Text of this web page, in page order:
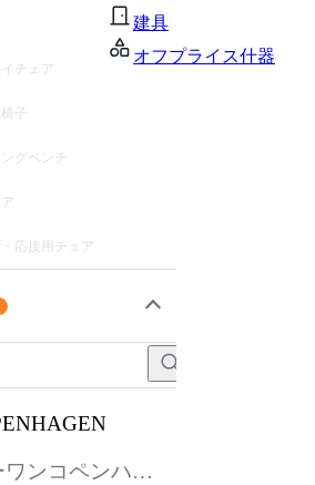
建具
オフプライス什器
チェア
子
グベンチ
応接用チェア
ワンコペンハー